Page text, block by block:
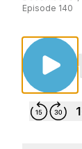
Episode 140